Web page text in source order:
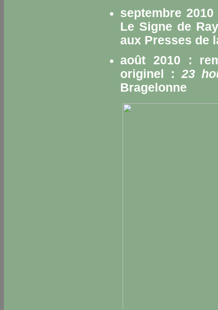
septembre
Le Signe de
aux Presses de
août 2010 :
originel : 23
Bragelonne